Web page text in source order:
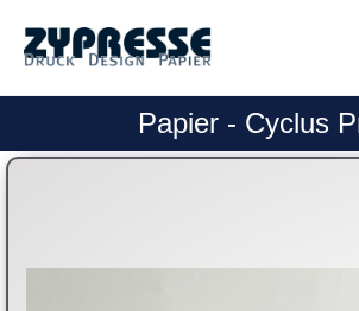
Papier - Cyclus